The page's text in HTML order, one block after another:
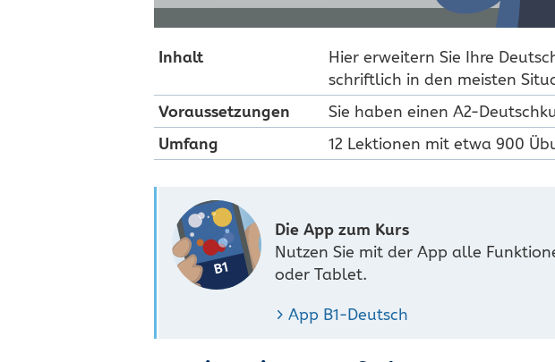
Inhalt
Hier erweitern Sie Ihre
schriftlich in den meisten
Voraus­setzungen
Sie haben einen A2-
Umfang
12 Lektionen mit etwa 900
Die App zum Kurs
Nutzen Sie mit der App alle
oder Tablet.
App B1-Deutsch